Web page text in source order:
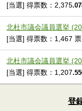
[当選] 得票数：2,375
北杜市議会議員選挙
[当選] 得票数：1,467 票
北杜市議会議員選挙
[当選] 得票数：1,207
登